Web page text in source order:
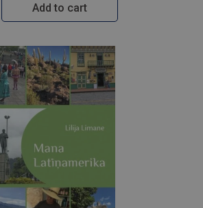
Add to cart